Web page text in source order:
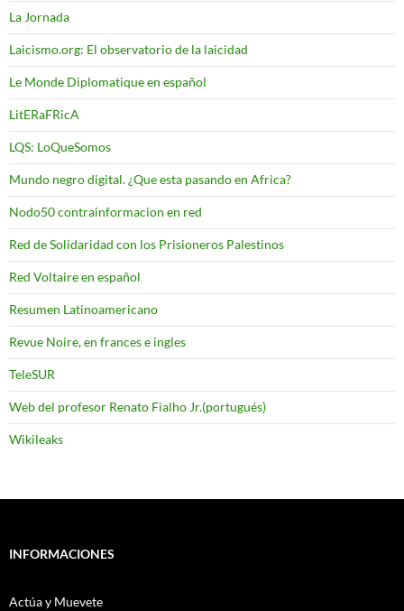
La Jornada
Laicismo.org: El observatorio de la laicidad
Le Monde Diplomatique en español
LitERaFRicA
LQS: LoQueSomos
Mundo negro digital. ¿Que esta pasando en Africa?
Nodo50 contrainformacion en red
Red de Solidaridad con los Prisioneros Palestinos
Red Voltaire en español
Resumen Latinoamericano
Revue Noire, en frances e ingles
TeleSUR
Web del profesor Renato Fialho Jr.(portugués)
Wikileaks
INFORMACIONES
Actúa y Muevete